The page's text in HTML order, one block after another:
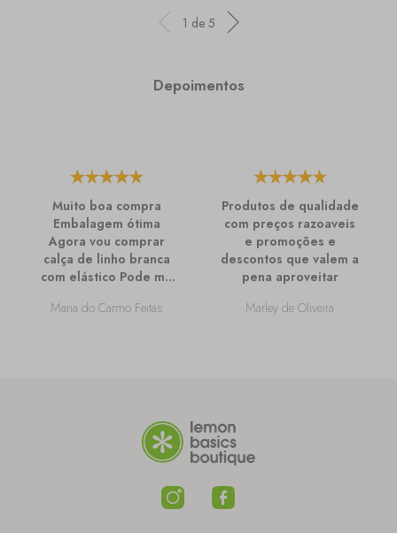
1 de 5
Depoimentos
Muito boa compra
Embalagem ótima
Agora vou comprar
calça de linho branca
com elástico Pode me
informações sobre
Maria do Carmo Feitas
Produtos de qualidade
com preços razoaveis
e promoções e
descontos que valem a
pena aproveitar
Marley de Oliveira